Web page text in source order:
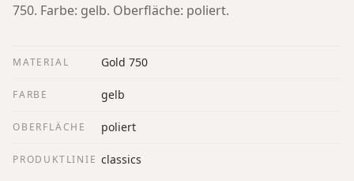
750. Farbe: gelb. Oberfläche: poliert.
MATERIAL Gold 750
FARBE gelb
OBERFLÄCHE poliert
PRODUKTLINIE classics